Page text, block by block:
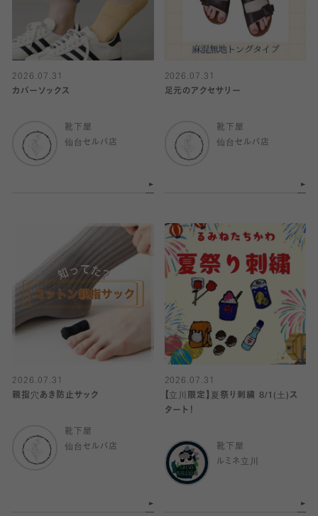
2026.07.31
カバーソックス
靴下屋
仙台セルバ店
2026.07.31
足元のアクセサリー
靴下屋
仙台セルバ店
2026.07.31
親指穴あき防止サック
靴下屋
仙台セルバ店
2026.07.31
【立川限定】夏祭り刺繍 8/1(土)ス
タート！
靴下屋
ルミネ立川